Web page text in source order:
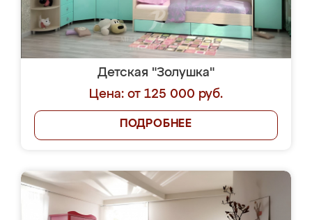
Детская "Золушка"
Цена: от 125 000 руб.
ПОДРОБНЕЕ